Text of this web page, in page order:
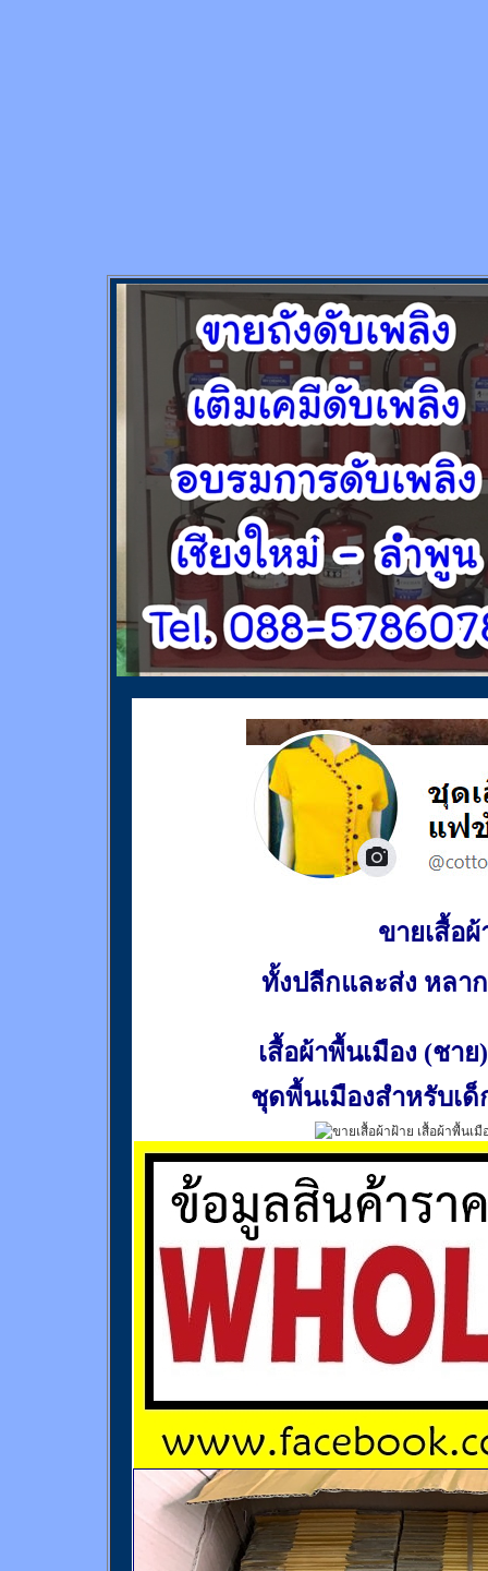
ขายเสื้อผ้
ทั้งปลีกและส่ง หลา
เสื้อผ้าพื้นเมือง (ชาย)
ชุดพื้นเมืองสำหรับเด็